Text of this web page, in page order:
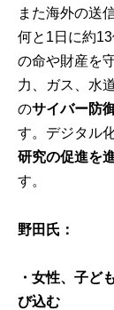
また海外の送
何と1日に約
の命や財産を
力、ガス、水
のサイバー防
す。デジタル
研究の促進を
す。
野田氏：
・女性、子ど
び込む